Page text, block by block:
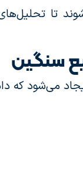
سنگین
می‌شود